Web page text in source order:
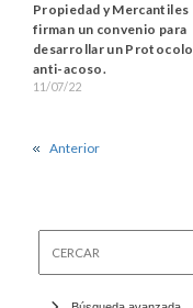
Propiedad y Mercantiles
firman un convenio para
desarrollar un Protocolo
anti-acoso.
11/07/22
Anterior